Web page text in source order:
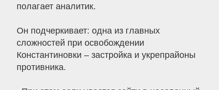
полагает аналитик.
Он подчеркивает: одна из главных
сложностей при освобождении
Константиновки – застройка и укрепрайоны
противника.